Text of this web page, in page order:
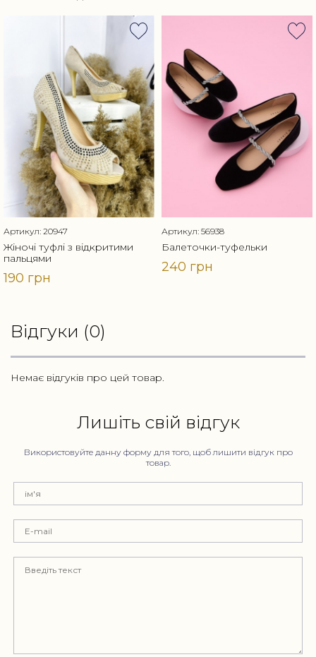
Артикул: 20947
Жіночі туфлі з відкритими
пальцями
190 грн
Артикул: 56938
Балеточки-туфельки
240 грн
Відгуки (0)
Немає відгуків про цей товар.
Лишіть свій відгук
Використовуйте данну форму для того, щоб лишити відгук про
товар.